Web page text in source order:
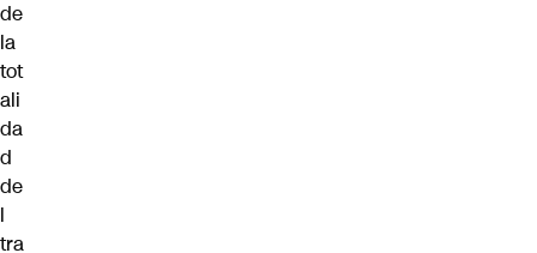
de
la
tot
ali
da
d
de
l
tra